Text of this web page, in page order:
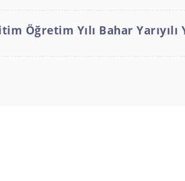
Öğretim Yılı Bahar